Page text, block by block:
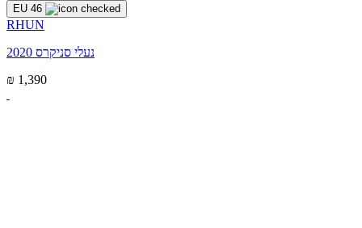
EU 46
RHUN
נעלי סניקרס 2020
₪ 1,390